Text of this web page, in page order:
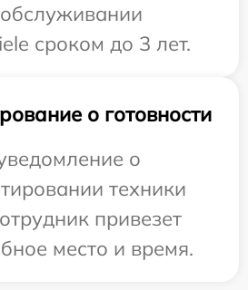
сроком до 3 лет.
о готовности
о
техники
привезет
место и время.